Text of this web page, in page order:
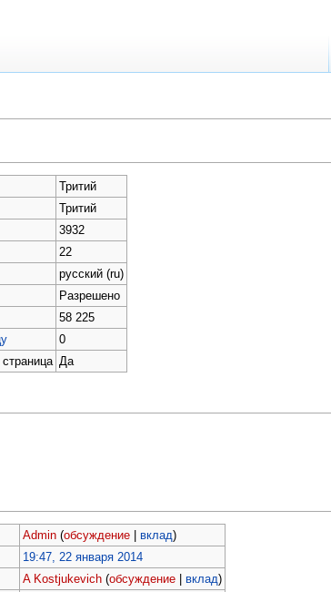
Тритий
Тритий
3932
22
русский (ru)
Разрешено
58 225
0
Да
Admin (обсуждение| вклад)
19:47, 22 января 2014
A Kostjukevich (обсуждение| вклад)